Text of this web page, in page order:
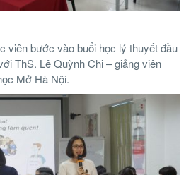
viên bước vào buổi học lý thuyết đầu
ThS. Lê Quỳnh Chi – giảng viên
Mở Hà Nội.